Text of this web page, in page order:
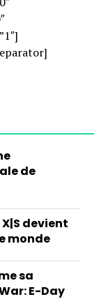
de
X|S devient
monde
sa
E-Day